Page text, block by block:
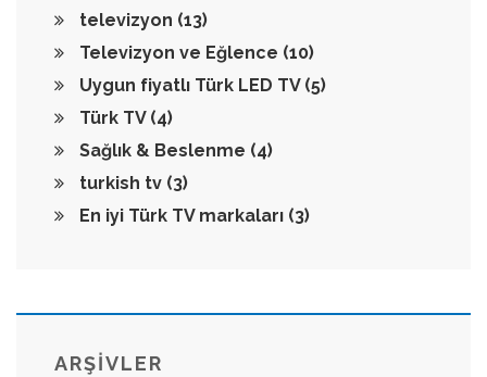
televizyon (13)
Televizyon ve Eğlence (10)
Uygun fiyatlı Türk LED TV (5)
Türk TV (4)
Sağlık & Beslenme (4)
turkish tv (3)
En iyi Türk TV markaları (3)
ARŞİVLER